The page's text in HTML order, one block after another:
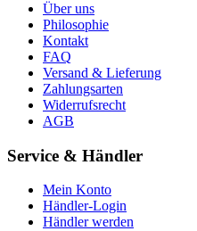
Über uns
Philosophie
Kontakt
FAQ
Versand & Lieferung
Zahlungsarten
Widerrufsrecht
AGB
Service & Händler
Mein Konto
Händler-Login
Händler werden